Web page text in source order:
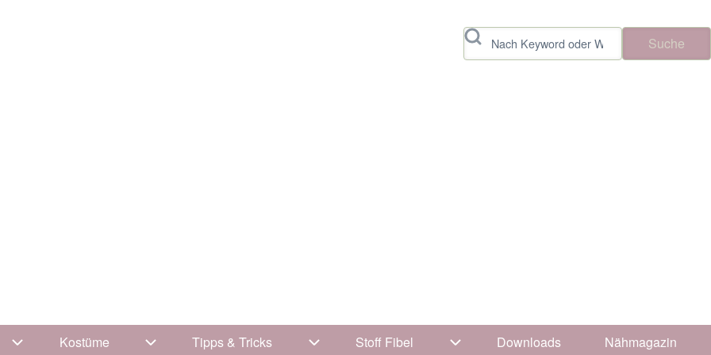
Suche
Unternavigation von Kleidung
Kostüme Unternavigation von Kostüme
Tipps & Tricks Unternavigation von Tipps & Tricks
Stoff Fibel Unternavigation von Stoff Fibel
Downloads Nähmagazin